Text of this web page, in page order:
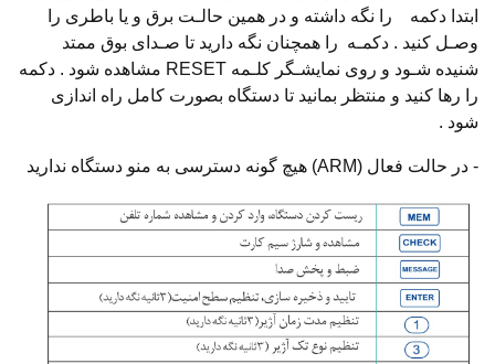
ابتدا دکمه را نگه داشته و در همین حالـت برق و یا باطری را
وصـل کنید . دکمـه را همچنان نگه دارید تا صـدای بوق ممتد
شنیده شـود و روی نمایشـگر کلـمه RESET مشاهده شود . دکمه
را رها کنید و منتظر بمانید تا دستگاه بصورت کامل راه اندازی
شود .
- در حالت فعال (ARM) هیچ گونه دسترسی به منو دستگاه ندارید